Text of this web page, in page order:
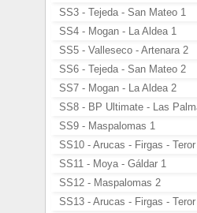
SS3 - Tejeda - San Mateo 1
SS4 - Mogan - La Aldea 1
SS5 - Valleseco - Artenara 2
SS6 - Tejeda - San Mateo 2
SS7 - Mogan - La Aldea 2
SS8 - BP Ultimate - Las
SS9 - Maspalomas 1
SS10 - Arucas - Firgas - Teror
SS11 - Moya - Gáldar 1
SS12 - Maspalomas 2
SS13 - Arucas - Firgas -